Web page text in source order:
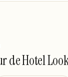
deHotel